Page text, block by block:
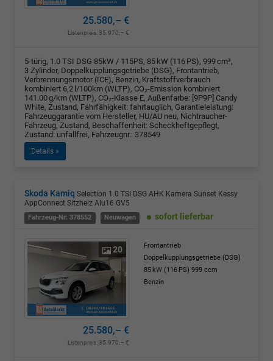
25.580,– €
Listenpreis:35.970,– €
5-türig, 1.0 TSI DSG 85kW / 115PS, 85 kW (116 PS), 999 cm³,
3 Zylinder, Doppelkupplungsgetriebe (DSG), Frontantrieb,
Verbrennungsmotor (ICE), Benzin, Kraftstoffverbrauch
kombiniert 6,2 l/100km (WLTP), CO₂-Emission kombiniert
141.00 g/km (WLTP), CO₂-Klasse E, Außenfarbe: [9P9P] Candy
White, Zustand, Fahrfähigkeit: fahrtauglich, Garantieleistung:
Fahrzeuggarantie vom Hersteller, HU/AU neu, Nichtraucher-
Fahrzeug, Zustand, Beschaffenheit: Scheckheftgepflegt,
Zustand: unfallfrei, Fahrzeugnr.: 378549
Details »
Skoda Kamiq Selection 1.0 TSI DSG AHK Kamera Sunset Kessy
AppConnect Sitzheiz Alu16 GV5
Fahrzeug-Nr: 378552 Neuwagen sofort lieferbar
20
Frontantrieb
Doppelkupplungsgetriebe (DSG)
85 kW (116 PS) 999 ccm
Benzin
25.580,– €
Listenpreis:35.970,– €